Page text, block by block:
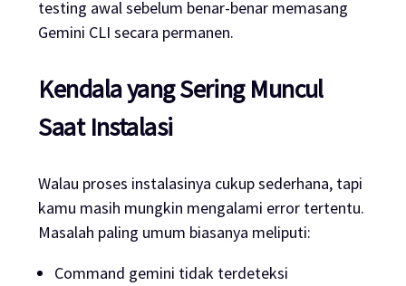
testing awal sebelum benar-benar memasang
Gemini CLI secara permanen.
Kendala yang Sering Muncul
Saat Instalasi
Walau proses instalasinya cukup sederhana, tapi
kamu masih mungkin mengalami error tertentu.
Masalah paling umum biasanya meliputi:
Command gemini tidak terdeteksi